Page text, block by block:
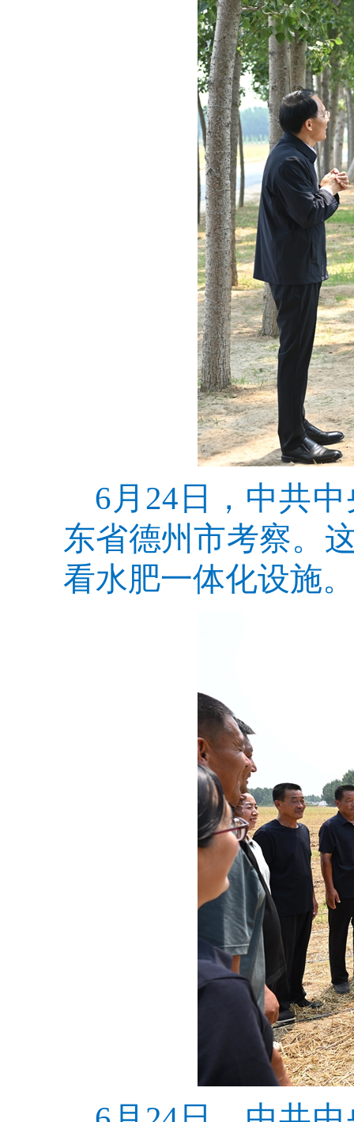
6月24日，中共
东省德州市考察。
看水肥一体化设施